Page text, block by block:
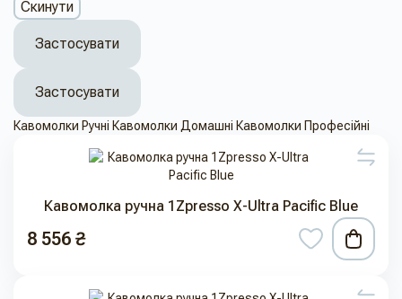
Скинути
Застосувати
Застосувати
Кавомолки Ручні Кавомолки Домашні Кавомолки Професійні
Кавомолка ручна 1Zpresso X-Ultra Pacific Blue
8 556 ₴